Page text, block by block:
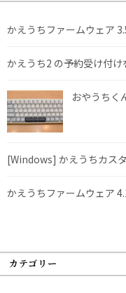
かえうちファームウェア
かえうち2 の予約受け付
おやうちく
[Windows] かえうちカス
かえうちファームウェア
カテゴリー